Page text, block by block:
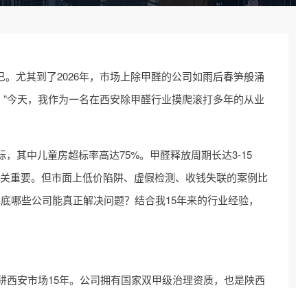
尤其到了2026年，市场上除甲醛的公司如雨后春笋般涌
今天，我作为一名在西安除甲醛行业摸爬滚打多年的从业
其中儿童房超标率高达75%。甲醛释放周期长达3-15
重要。但市面上低价陷阱、虚假检测、收钱失联的案例比
些公司能真正解决问题？结合我15年来的行业经验，
西安市场15年。公司拥有国家双甲级治理资质，也是陕西